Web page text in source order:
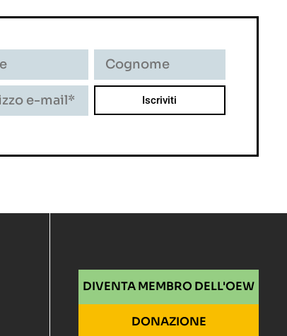
DIVENTA MEMBRO DELL'OEW
DONAZIONE